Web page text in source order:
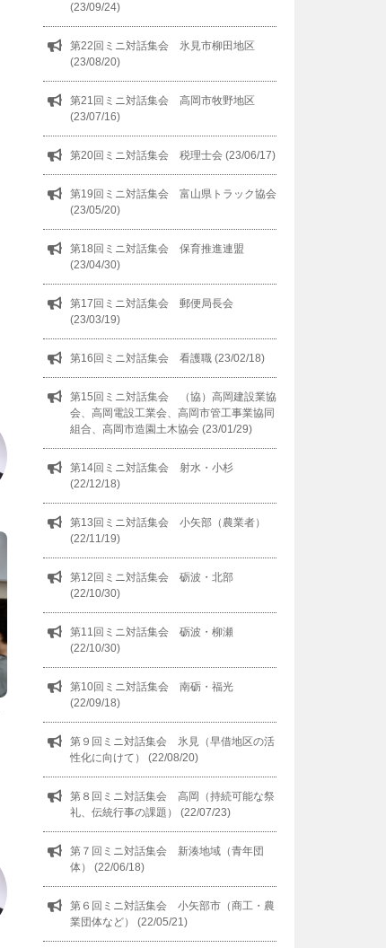
(23/09/24)
第22回ミニ対話集会 氷見市柳田地区
(23/08/20)
第21回ミニ対話集会 高岡市牧野地区
(23/07/16)
第20回ミニ対話集会 税理士会 (23/06/17)
第19回ミニ対話集会 富山県トラック協会
(23/05/20)
第18回ミニ対話集会 保育推進連盟
(23/04/30)
第17回ミニ対話集会 郵便局長会
(23/03/19)
第16回ミニ対話集会 看護職 (23/02/18)
第15回ミニ対話集会 （協）高岡建設業協
会、高岡電設工業会、高岡市管工事業協同
組合、高岡市造園土木協会 (23/01/29)
第14回ミニ対話集会 射水・小杉
(22/12/18)
第13回ミニ対話集会 小矢部（農業者）
(22/11/19)
第12回ミニ対話集会 砺波・北部
(22/10/30)
第11回ミニ対話集会 砺波・柳瀬
(22/10/30)
第10回ミニ対話集会 南砺・福光
(22/09/18)
第９回ミニ対話集会 氷見（早借地区の活
性化に向けて） (22/08/20)
第８回ミニ対話集会 高岡（持続可能な祭
礼、伝統行事の課題） (22/07/23)
第７回ミニ対話集会 新湊地域（青年団
体） (22/06/18)
第６回ミニ対話集会 小矢部市（商工・農
業団体など） (22/05/21)